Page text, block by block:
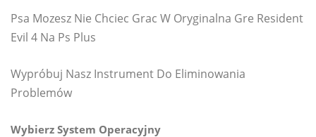
Psa Mozesz Nie Chciec Grac W Oryginalna Gre Resident
Evil 4 Na Ps Plus
Wypróbuj Nasz Instrument Do Eliminowania
Problemów
Wybierz System Operacyjny